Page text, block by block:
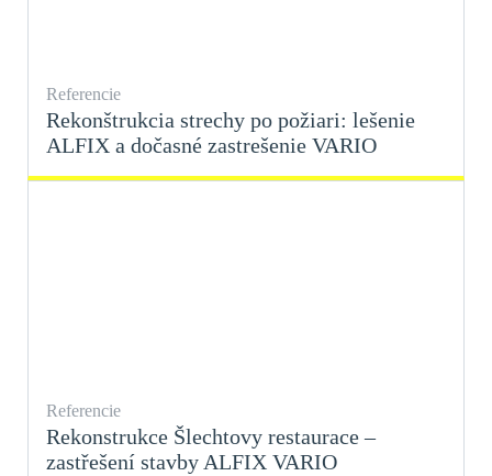
Referencie
Rekonštrukcia strechy po požiari: lešenie
ALFIX a dočasné zastrešenie VARIO
Referencie
Rekonstrukce Šlechtovy restaurace –
zastřešení stavby ALFIX VARIO